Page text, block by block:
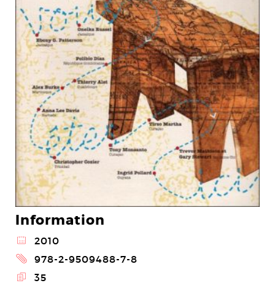
Information
@ 2010
2 978-2-9509488-7-8
E 35